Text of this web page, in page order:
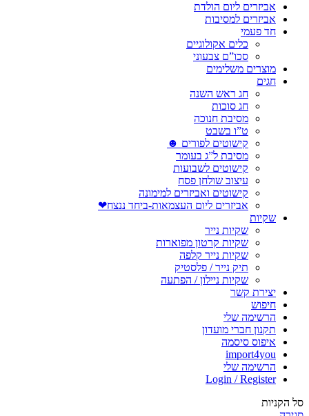
אביזרים ליום הולדת
אביזרים למסיבות
חד פעמי
כלים אקולוגיים
סכו”ם צבעוני
מוצרים משלימים
חגים
חג ראש השנה
חג סוכות
מסיבת חנוכה
ט”ו בשבט
קישוטים לפורים ☻
מסיבת ל”ג בעומר
קישוטים לשבועות
עיצוב שולחן פסח
קישוטים ואביזרים למימונה
אביזרים ליום העצמאות-ביחד ננצח❤
שקיות
שקיות נייר
שקיות קרטון מפוארות
שקיות נייר קלפה
תיק נייר / פלסטיק
שקיות ניילון / הפתעה
יצירת קשר
חיפוש
הרשימה שלי
תקנון חברי מועדון
איפוס סיסמה
import4you
הרשימה שלי
Login / Register
סל הקניות